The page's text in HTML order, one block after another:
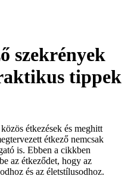
szekrények
tippek
étkezések és meghitt
étkező nemcsak
is. Ebben a cikkben
az étkeződet, hogy az
és az életstílusodhoz.